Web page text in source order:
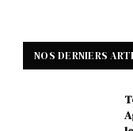
NOS DERNIERS